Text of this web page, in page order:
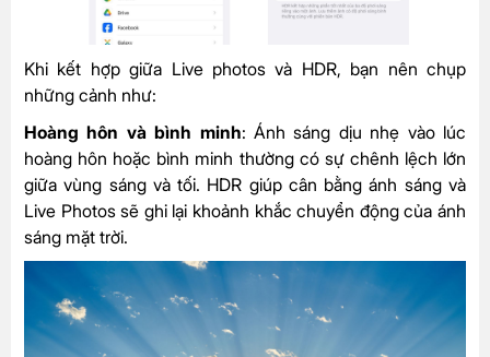
Khi kết hợp giữa Live photos và HDR, bạn nên chụp
những cảnh như:
Hoàng hôn và bình minh: Ánh sáng dịu nhẹ vào lúc
hoàng hôn hoặc bình minh thường có sự chênh lệch lớn
giữa vùng sáng và tối. HDR giúp cân bằng ánh sáng và
Live Photos sẽ ghi lại khoảnh khắc chuyển động của ánh
sáng mặt trời.